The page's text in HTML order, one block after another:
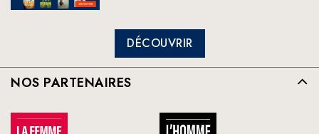
DÉCOUVRIR
NOS PARTENAIRES